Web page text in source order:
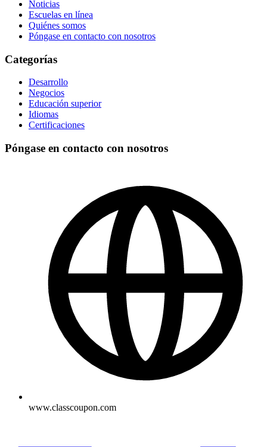
Noticias
Escuelas en línea
Quiénes somos
Póngase en contacto con nosotros
Categorías
Desarrollo
Negocios
Educación superior
Idiomas
Certificaciones
Póngase en contacto con nosotros
www.classcoupon.com